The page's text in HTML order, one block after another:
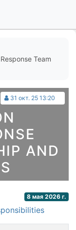
Team
31 окт. 25 13:20
AND
8 мая 2026 г.